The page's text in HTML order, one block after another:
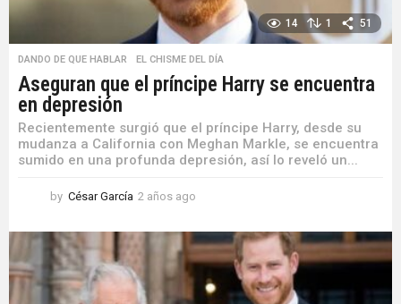
14 1 51
DANDO DE QUE HABLAR ,EL CHISME DEL DÍA
Aseguran que el príncipe Harry se encuentra
en depresión
Recientemente surgió que el príncipe Harry, desde su
mudanza a California con Meghan Markle, se encuentra
sumido en una profunda depresión, así lo reveló un...
by César García 2 años ago
ñ
o
s